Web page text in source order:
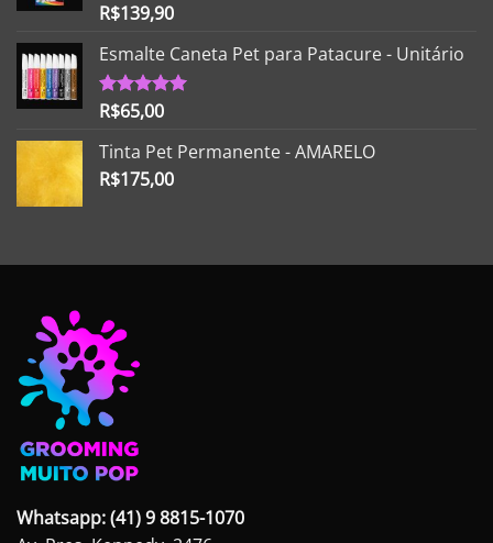
Avaliação
R$139,90
Esmalte Caneta Pet para Patacure - Unitário
Avaliação
R$65,00
Tinta Pet Permanente - AMARELO
R$175,00
Whatsapp: (41) 9 8815-1070